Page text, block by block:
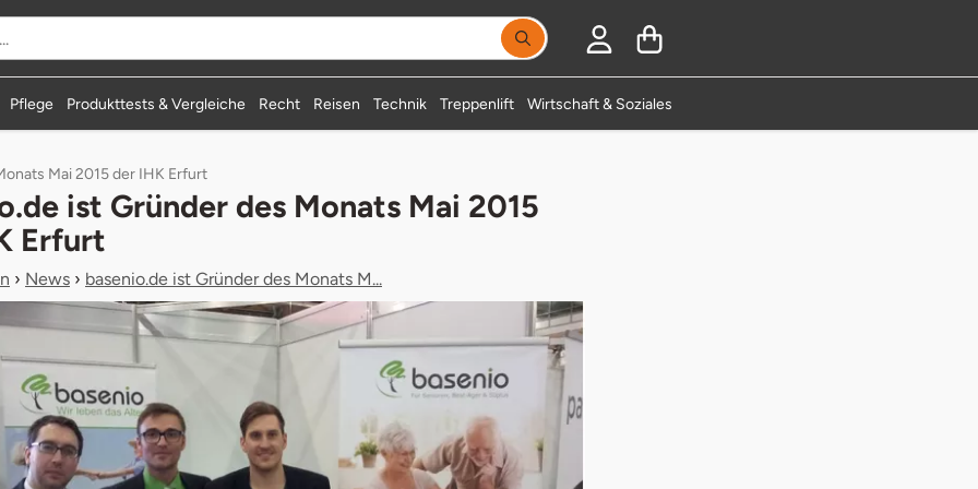
Suchbegriff eingeben, Vorschläge erscheinen
Pflege Produkttests & Vergleiche Recht Reisen Technik Treppenlift Wirtschaft & Soziales
Mai 2015 der IHK Erfurt
ist Gründer des Monats Mai 2015
Erfurt
› News › basenio.de ist Gründer des Monats M...